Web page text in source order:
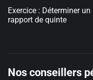
Exercice : Déterminer un
rapport de quinte
Nos conseillers